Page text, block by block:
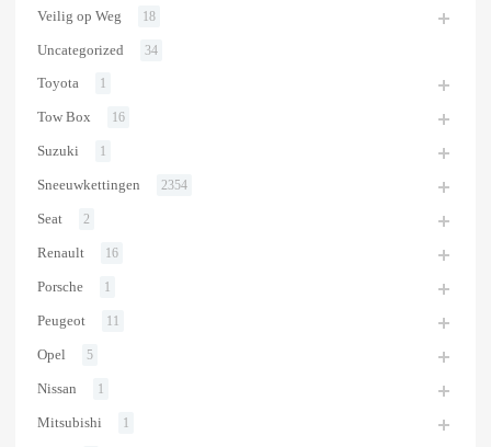
Veilig op Weg 18
Uncategorized 34
Toyota 1
Tow Box 16
Suzuki 1
Sneeuwkettingen 2354
Seat 2
Renault 16
Porsche 1
Peugeot 11
Opel 5
Nissan 1
Mitsubishi 1